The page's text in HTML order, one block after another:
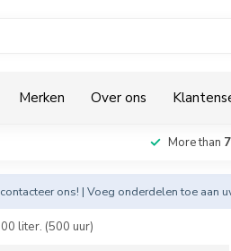
Merken Over ons
More than
contacteer ons! | Voeg onderdelen toe aan
liter. (500 uur)